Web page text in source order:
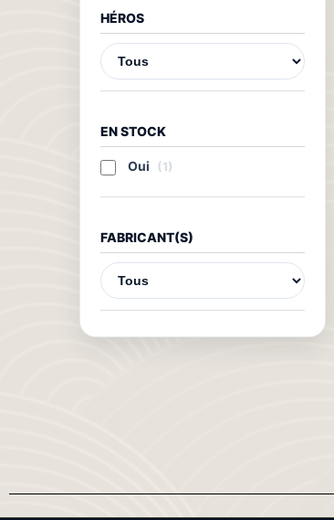
HÉROS
EN STOCK
Oui (1)
FABRICANT(S)